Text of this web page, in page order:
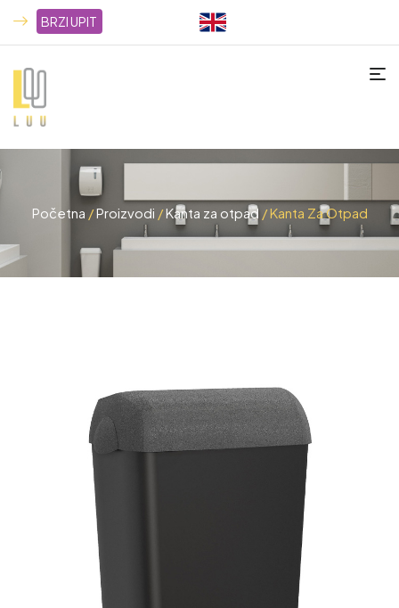
BRZI UPIT
Početna /Proizvodi /Kanta za otpad / Kanta Za Otpad